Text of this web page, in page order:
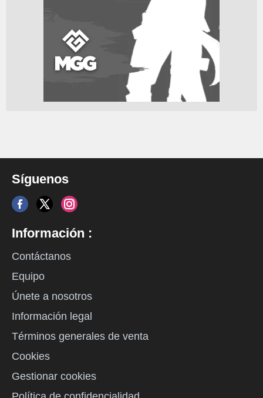
Síguenos
Información :
Contáctanos
Equipo
Únete a nosotros
Información legal
Términos generales de venta
Cookies
Gestionar cookies